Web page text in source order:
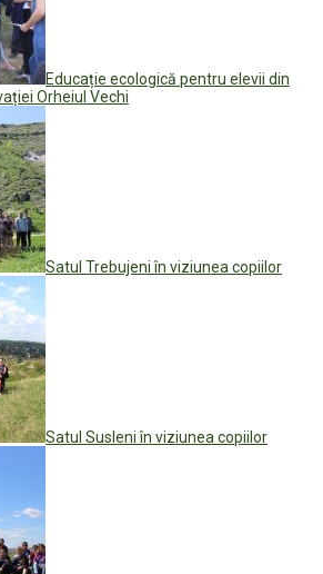
Educație ecologică pentru elevii din
Orheiul Vechi
Satul Trebujeni în viziunea copiilor
Satul Susleni în viziunea copiilor